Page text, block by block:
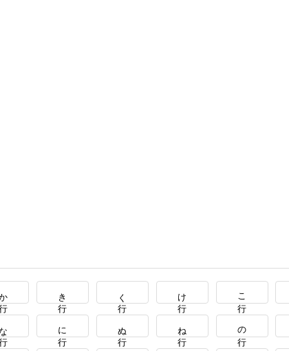
か行 き行 く行 け行 こ行
な行 に行 ぬ行 ね行 の行